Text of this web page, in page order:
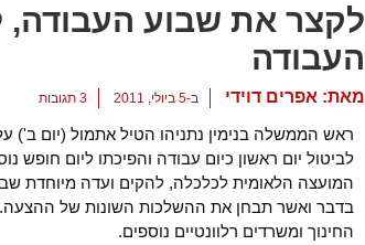
לקצר את שבוע
העבודה
מאת: אפרים דוידי ב-5 ביולי, 2011 3 תגובות
ראש הממשלה בנימין נתניהו הטיל אתמול (יום ב')
לביטול יום ראשון כיום עבודה והפיכתו ליום חופש
המועצה הלאומית לכלכלה, להקים ועדה מיוחדת
בדבר ואשר תבחן את ההשלכות השונות של ההצעה.
החינוך ומשרדים רלוונטיים נוספים.